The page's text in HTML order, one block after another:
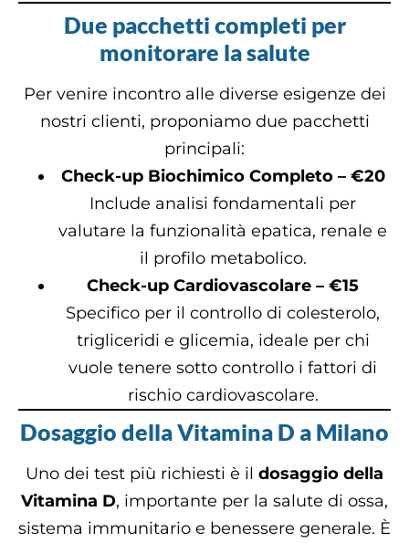
Due pacchetti completi per
monitorare la salute
Per venire incontro alle diverse esigenze dei
nostri clienti, proponiamo due pacchetti
principali:
Check-up Biochimico Completo – €20
Include analisi fondamentali per
valutare la funzionalità epatica, renale e
il profilo metabolico.
Check-up Cardiovascolare – €15
Specifico per il controllo di colesterolo,
trigliceridi e glicemia, ideale per chi
vuole tenere sotto controllo i fattori di
rischio cardiovascolare.
Dosaggio della Vitamina D a Milano
Uno dei test più richiesti è il dosaggio della
Vitamina D, importante per la salute di ossa,
sistema immunitario e benessere generale. È